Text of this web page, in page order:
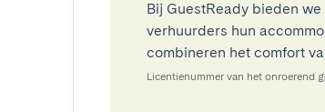
Bij GuestReady bieden
verhuurders hun
combineren het comfort
Licentienummer van het onroerend